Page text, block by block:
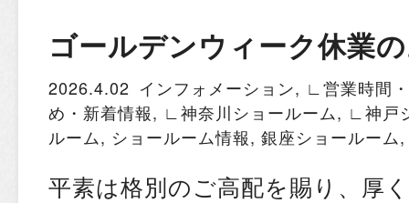
ゴールデンウィーク休業
2026.4.02 インフォメーション, ∟営業時間
め・新着情報, ∟神奈川ショールーム, ∟神戸
ルーム, ショールーム情報, 銀座ショールーム
平素は格別のご高配を賜り、厚